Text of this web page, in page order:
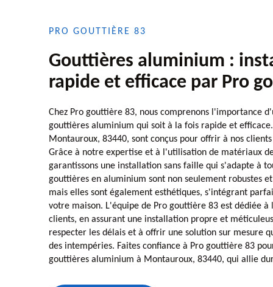
PRO GOUTTIÈRE 83
Gouttières aluminium :
rapide et efficace par Pro
Chez Pro gouttière 83, nous comprenons l'importance
gouttières aluminium qui soit à la fois rapide et efficace.
Montauroux, 83440, sont conçus pour offrir à nos
Grâce à notre expertise et à l'utilisation de matériaux
garantissons une installation sans faille qui s'adapte à
gouttières en aluminium sont non seulement robustes
mais elles sont également esthétiques, s'intégrant
votre maison. L'équipe de Pro gouttière 83 est dédiée à
clients, en assurant une installation propre et
respecter les délais et à offrir une solution sur mesure
des intempéries. Faites confiance à Pro gouttière 83
gouttières aluminium à Montauroux, 83440, qui allie